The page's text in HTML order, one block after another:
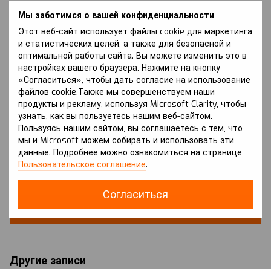
Мы заботимся о вашей конфиденциальности
Этот веб-сайт использует файлы cookie для маркетинга
и статистических целей, а также для безопасной и
оптимальной работы сайта. Вы можете изменить это в
настройках вашего браузера. Нажмите на кнопку
«Согласиться», чтобы дать согласие на использование
файлов cookie.Также мы совершенствуем наши
продукты и рекламу, используя Microsoft Clarity, чтобы
узнать, как вы пользуетесь нашим веб-сайтом.
Пользуясь нашим сайтом, вы соглашаетесь с тем, что
мы и Microsoft можем собирать и использовать эти
данные. Подробнее можно ознакомиться на странице
Пользовательское соглашение.
Согласиться
Обсуждение
Добавьте первый отзыв
Новый комментарий
Другие записи